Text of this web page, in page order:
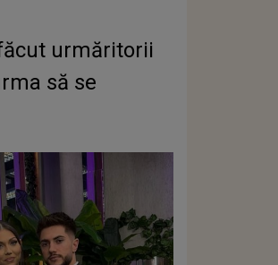
urmăritorii
să se